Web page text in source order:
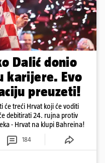
Dalić donio
karijere. Evo
preuzeti!
treći Hrvat koji će voditi
debitirati 24. rujna protiv
- Hrvat na klupi Bahreina!
184